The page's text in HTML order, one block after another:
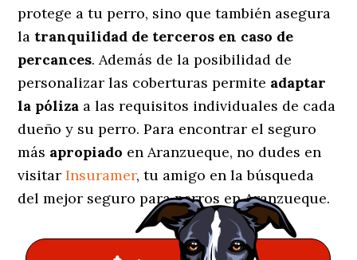
protege a tu perro, sino que también asegura
la tranquilidad de terceros en caso de
percances. Además de la posibilidad de
personalizar las coberturas permite adaptar
la póliza a las requisitos individuales de cada
dueño y su perro. Para encontrar el seguro
más apropiado en Aranzueque, no dudes en
visitarInsuramer, tu amigo en la búsqueda
del mejor seguro para perros en Aranzueque.